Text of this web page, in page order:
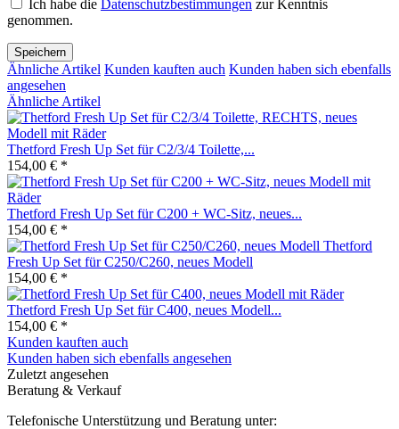
Ich habe die Datenschutzbestimmungen zur Kenntnis
genommen.
Speichern
Ähnliche Artikel Kunden kauften auch Kunden haben sich ebenfalls
angesehen
Ähnliche Artikel
Thetford Fresh Up Set für C2/3/4 Toilette,...
154,00 € *
Thetford Fresh Up Set für C200 + WC-Sitz, neues...
154,00 € *
Thetford
Fresh Up Set für C250/C260, neues Modell
154,00 € *
Thetford Fresh Up Set für C400, neues Modell...
154,00 € *
Kunden kauften auch
Kunden haben sich ebenfalls angesehen
Zuletzt angesehen
Beratung & Verkauf
Telefonische Unterstützung und Beratung unter: